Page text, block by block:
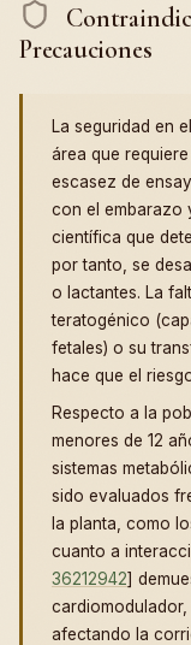
Precauciones
La seguridad en
área que
escasez de
con el embarazo
científica que
por tanto, se
o lactantes. La
teratogénico
fetales) o su
hace que el
Respecto a la
menores de 12
sistemas
sido evaluados
la planta, como
cuanto a
36212942]
afectando la